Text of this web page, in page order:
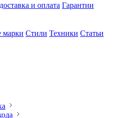
и оплата Гарантии
марки Стили Техники Статьи